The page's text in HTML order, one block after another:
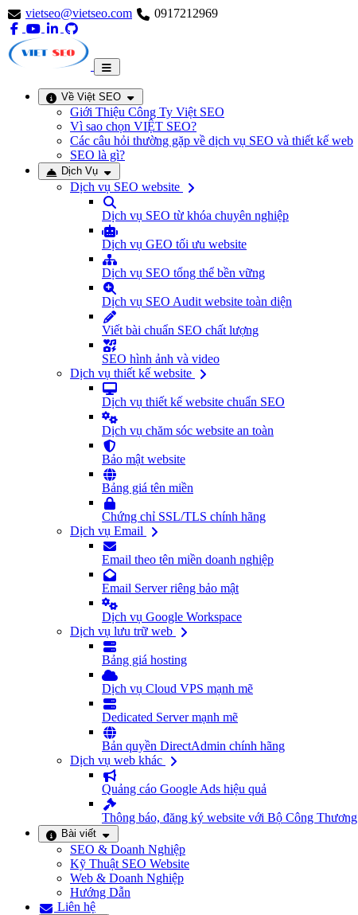
vietseo@vietseo.com 0917212969
Về Việt SEO
Giới Thiệu Công Ty Việt SEO
Vì sao chọn VIỆT SEO?
Các câu hỏi thường gặp về dịch vụ SEO và thiết kế web
SEO là gì?
Dịch Vụ
Dịch vụ SEO website
Dịch vụ SEO từ khóa chuyên nghiệp
Dịch vụ GEO tối ưu website
Dịch vụ SEO tổng thể bền vững
Dịch vụ SEO Audit website toàn diện
Viết bài chuẩn SEO chất lượng
SEO hình ảnh và video
Dịch vụ thiết kế website
Dịch vụ thiết kế website chuẩn SEO
Dịch vụ chăm sóc website an toàn
Bảo mật website
Bảng giá tên miền
Chứng chỉ SSL/TLS chính hãng
Dịch vụ Email
Email theo tên miền doanh nghiệp
Email Server riêng bảo mật
Dịch vụ Google Workspace
Dịch vụ lưu trữ web
Bảng giá hosting
Dịch vụ Cloud VPS mạnh mẽ
Dedicated Server mạnh mẽ
Bản quyền DirectAdmin chính hãng
Dịch vụ web khác
Quảng cáo Google Ads hiệu quả
Thông báo, đăng ký website với Bộ Công Thương
Bài viết
SEO & Doanh Nghiệp
Kỹ Thuật SEO Website
Web & Doanh Nghiệp
Hướng Dẫn
Liên hệ